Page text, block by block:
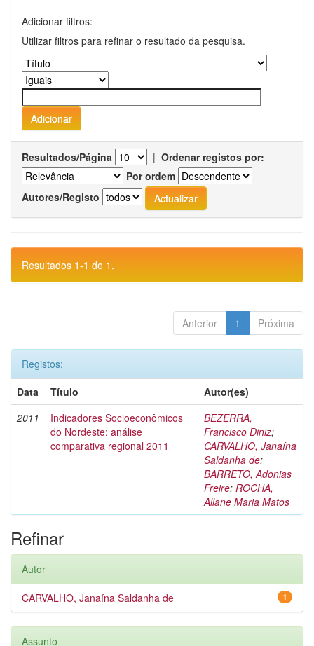
Adicionar filtros:
Utilizar filtros para refinar o resultado da pesquisa.
Resultados/Página | Ordenar registos por:
Por ordem
Autores/Registo
Resultados 1-1 de 1.
Anterior 1 Próxima
Registos:
Data
Título
Autor(es)
2011
Indicadores Socioeconômicos
do Nordeste: análise
comparativa regional 2011
BEZERRA,
Francisco Diniz;
CARVALHO, Janaína
Saldanha de;
BARRETO, Adonias
Freire; ROCHA,
Allane Maria Matos
Refinar
Autor
1
CARVALHO, Janaína Saldanha de
Assunto